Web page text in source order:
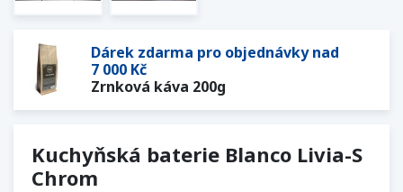
Dárek zdarma pro objednávky nad
7 000 Kč
Zrnková káva 200g
Kuchyňská baterie Blanco Livia-S
Chrom